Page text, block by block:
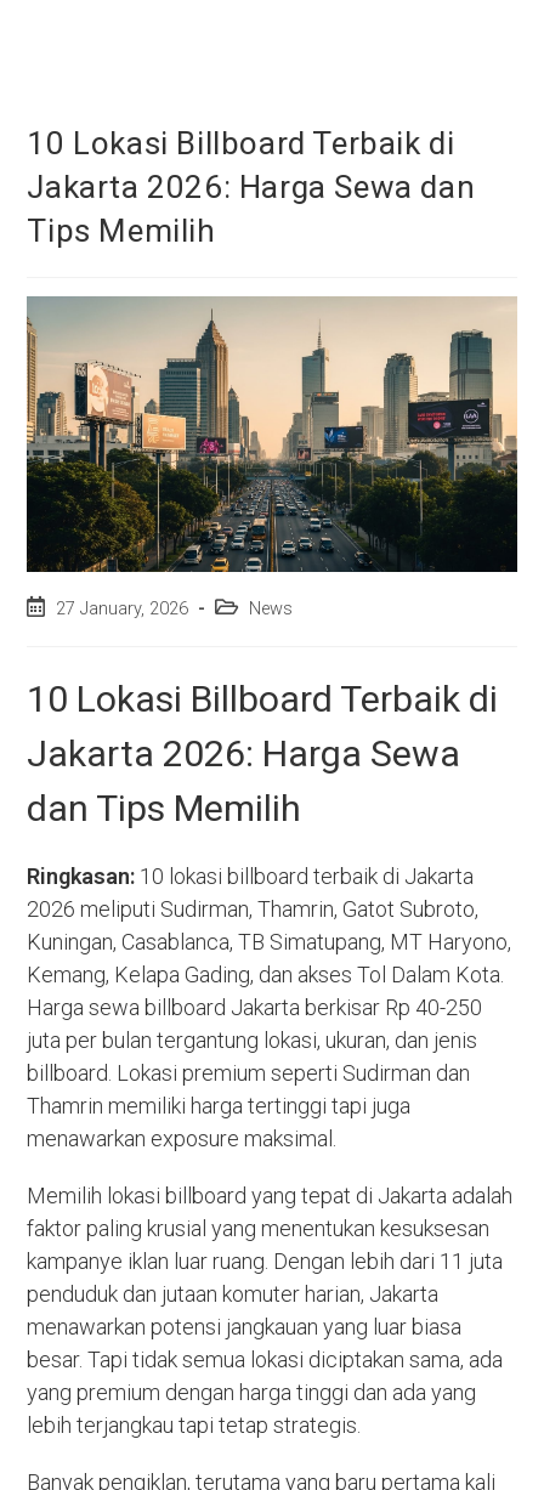
10 Lokasi Billboard Terbaik di
Jakarta 2026: Harga Sewa dan
Tips Memilih
Post27 January, 2026
Post News
10 Lokasi Billboard Terbaik di
Jakarta 2026: Harga Sewa
dan Tips Memilih
Ringkasan: 10 lokasi billboard terbaik di Jakarta
2026 meliputi Sudirman, Thamrin, Gatot Subroto,
Kuningan, Casablanca, TB Simatupang, MT Haryono,
Kemang, Kelapa Gading, dan akses Tol Dalam Kota.
Harga sewa billboard Jakarta berkisar Rp 40-250
juta per bulan tergantung lokasi, ukuran, dan jenis
billboard. Lokasi premium seperti Sudirman dan
Thamrin memiliki harga tertinggi tapi juga
menawarkan exposure maksimal.
Memilih lokasi billboard yang tepat di Jakarta adalah
faktor paling krusial yang menentukan kesuksesan
kampanye iklan luar ruang. Dengan lebih dari 11 juta
penduduk dan jutaan komuter harian, Jakarta
menawarkan potensi jangkauan yang luar biasa
besar. Tapi tidak semua lokasi diciptakan sama, ada
yang premium dengan harga tinggi dan ada yang
lebih terjangkau tapi tetap strategis.
Banyak pengiklan, terutama yang baru pertama kali